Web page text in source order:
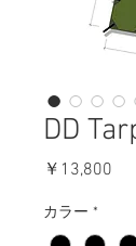
DD
￥13,800
カラー *